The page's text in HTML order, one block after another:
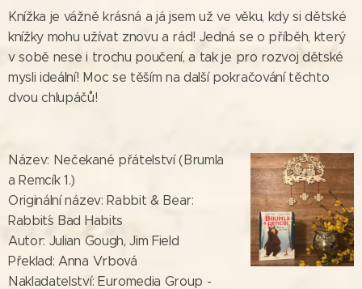
Knížka je vážně krásná a já jsem už ve věku, kdy si dětské
knížky mohu užívat znovu a rád! Jedná se o příběh, který
v sobě nese i trochu poučení, a tak je pro rozvoj dětské
mysli ideální! Moc se těším na další pokračování těchto
dvou chlupáčů!
Název: Nečekané přátelství (Brumla
a Remcík 1.)
Originální název: Rabbit & Bear:
Rabbit´s Bad Habits
Autor: Julian Gough, Jim Field
Překlad: Anna Vrbová
Nakladatelství: Euromedia Group -